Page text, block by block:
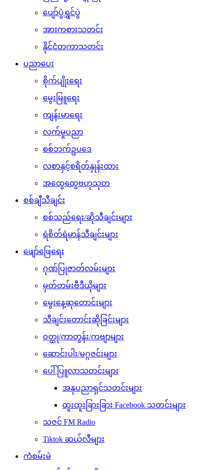
ပျော်ပွဲရွှင်ပွဲ
အားကစားသတင်း
နိုင်ငံတကာသတင်း
ပညာပေး
စိုက်ပျိုးရေး
မွေးမြူရေး
ကျန်းမာရေး
လက်မှုပညာ
စစ်ဘက်ဥပဒေ
လစာနှင့်စရိတ်နှုန်းထား
အထွေထွေဗဟုသုတ
စစ်ချီသီချင်း
စစ်သည်ရေး/ဆိုသီချင်းများ
ရဲစိတ်ရဲမာန်သီချင်းများ
ဖျော်ဖြေရေး
ဂုဏ်ပြုဇာတ်လမ်းများ
မှတ်တမ်းဗီဒီယိုများ
မွေးနေ့ဆုတောင်းများ
သီချင်းတောင်းဆိုခြင်းများ
ဝတ္ထု/ကာတွန်း/ကဗျာများ
ဆောင်းပါး/မဂ္ဂဇင်းများ
ပေါ်ပြူလာသတင်းများ
အနုပညာရှင်သတင်းများ
ထူးထူးခြားခြား Facebook သတင်းများ
သဇင် FM Radio
Tiktok ဆယ်လီများ
ကံစမ်းမဲ